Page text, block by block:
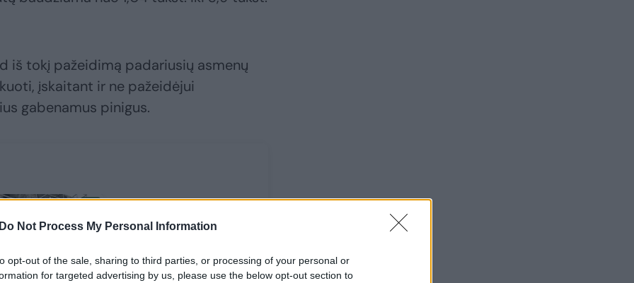
Do Not Process My Personal Information
opt-out of the sale, sharing to third parties, or processing of your personal or
for targeted advertising by us, please use the below opt-out section to
iš tokį pažeidimą padariusių asmenų
įskaitant ir ne pažeidėjui
gabenamus pinigus.